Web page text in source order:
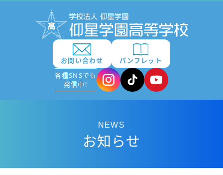
お問い合わせ
パンフレット
各種SNSでも
発信中!
NEWS
お知らせ